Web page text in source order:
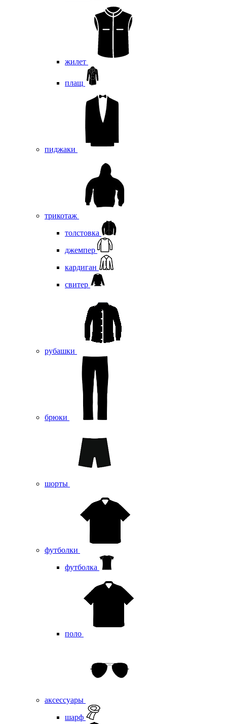
жилет
плащ
пиджаки
трикотаж
толстовка
джемпер
кардиган
свитер
рубашки
брюки
шорты
футболки
футболка
поло
аксессуары
шарф